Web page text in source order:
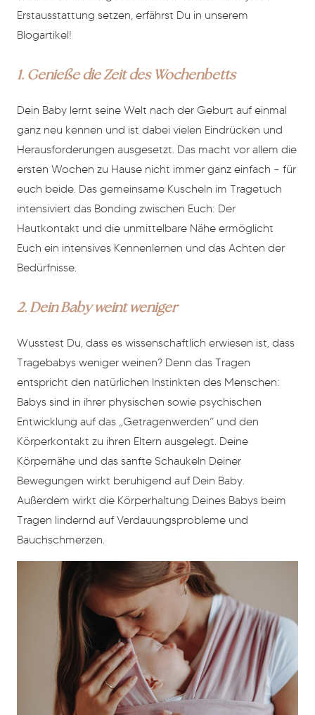
Erstausstattung setzen, erfährst Du in unserem
Blogartikel!
1. Genieße die Zeit des Wochenbetts
Dein Baby lernt seine Welt nach der Geburt auf einmal
ganz neu kennen und ist dabei vielen Eindrücken und
Herausforderungen ausgesetzt. Das macht vor allem die
ersten Wochen zu Hause nicht immer ganz einfach – für
euch beide. Das gemeinsame Kuscheln im Tragetuch
intensiviert das Bonding zwischen Euch: Der
Hautkontakt und die unmittelbare Nähe ermöglicht
Euch ein intensives Kennenlernen und das Achten der
Bedürfnisse.
2. Dein Baby weint weniger
Wusstest Du, dass es wissenschaftlich erwiesen ist, dass
Tragebabys weniger weinen? Denn das Tragen
entspricht den natürlichen Instinkten des Menschen:
Babys sind in ihrer physischen sowie psychischen
Entwicklung auf das „Getragenwerden“ und den
Körperkontakt zu ihren Eltern ausgelegt. Deine
Körpernähe und das sanfte Schaukeln Deiner
Bewegungen wirkt beruhigend auf Dein Baby.
Außerdem wirkt die Körperhaltung Deines Babys beim
Tragen lindernd auf Verdauungsprobleme und
Bauchschmerzen.